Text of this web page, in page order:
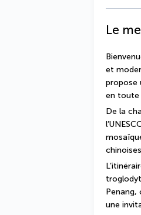
Le
et
propose
en toute
De la
Penang,
une